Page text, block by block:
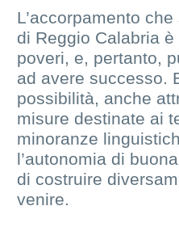
L’accorpamento
di Reggio Calabria
poveri, e, pertanto,
ad avere successo.
possibilità, anche
misure destinate ai
minoranze
l’autonomia di
di costruire
venire.